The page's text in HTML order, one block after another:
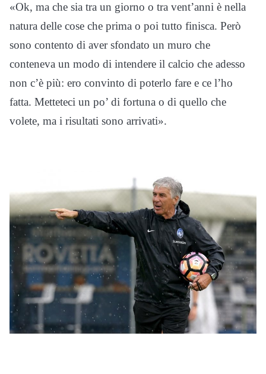
«Ok, ma che sia tra un giorno o tra vent’anni è nella
natura delle cose che prima o poi tutto finisca. Però
sono contento di aver sfondato un muro che
conteneva un modo di intendere il calcio che adesso
non c’è più: ero convinto di poterlo fare e ce l’ho
fatta. Metteteci un po’ di fortuna o di quello che
volete, ma i risultati sono arrivati».